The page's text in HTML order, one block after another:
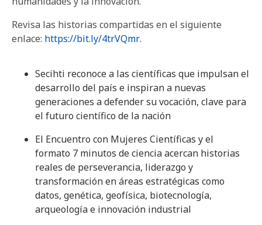
Revisa las historias compartidas en el siguiente
enlace: https://bit.ly/4trVQmr.
Secihti reconoce a las científicas que impulsan el
desarrollo del país e inspiran a nuevas
generaciones a defender su vocación, clave para
el futuro científico de la nación
El Encuentro con Mujeres Científicas y el
formato 7 minutos de ciencia acercan historias
reales de perseverancia, liderazgo y
transformación en áreas estratégicas como
datos, genética, geofísica, biotecnología,
arqueología e innovación industrial